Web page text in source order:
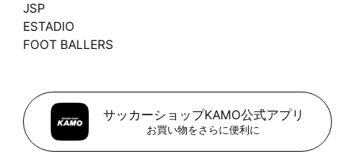
JSP
ESTADIO
FOOT BALLERS
サッカーショップKAMO公式アプリ
お買い物をさらに便利に